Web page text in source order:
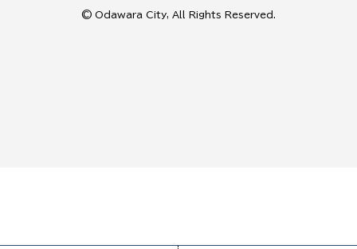
© Odawara City, All Rights Reserved.